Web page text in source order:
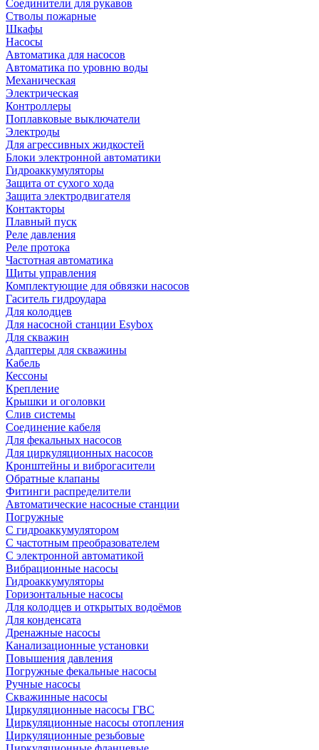
Соединители для рукавов
Стволы пожарные
Шкафы
Насосы
Автоматика для насосов
Автоматика по уровню воды
Механическая
Электрическая
Контроллеры
Поплавковые выключатели
Электроды
Для агрессивных жидкостей
Блоки электронной автоматики
Гидроаккумуляторы
Защита от сухого хода
Защита электродвигателя
Контакторы
Плавный пуск
Реле давления
Реле протока
Частотная автоматика
Щиты управления
Комплектующие для обвязки насосов
Гаситель гидроудара
Для колодцев
Для насосной станции Esybox
Для скважин
Адаптеры для скважины
Кабель
Кессоны
Крепление
Крышки и оголовки
Слив системы
Соединение кабеля
Для фекальных насосов
Для циркуляционных насосов
Кронштейны и виброгасители
Обратные клапаны
Фитинги распределители
Автоматические насосные станции
Погружные
С гидроаккумулятором
С частотным преобразователем
С электронной автоматикой
Вибрационные насосы
Гидроаккумуляторы
Горизонтальные насосы
Для колодцев и открытых водоёмов
Для конденсата
Дренажные насосы
Канализационные установки
Повышения давления
Погружные фекальные насосы
Ручные насосы
Скважинные насосы
Циркуляционные насосы ГВС
Циркуляционные насосы отопления
Циркуляционные резьбовые